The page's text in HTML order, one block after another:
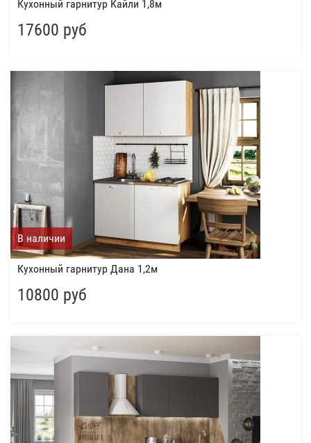
Кухонный гарнитур Кайли 1,8м
17600 руб
В наличии
Кухонный гарнитур Дана 1,2м
10800 руб